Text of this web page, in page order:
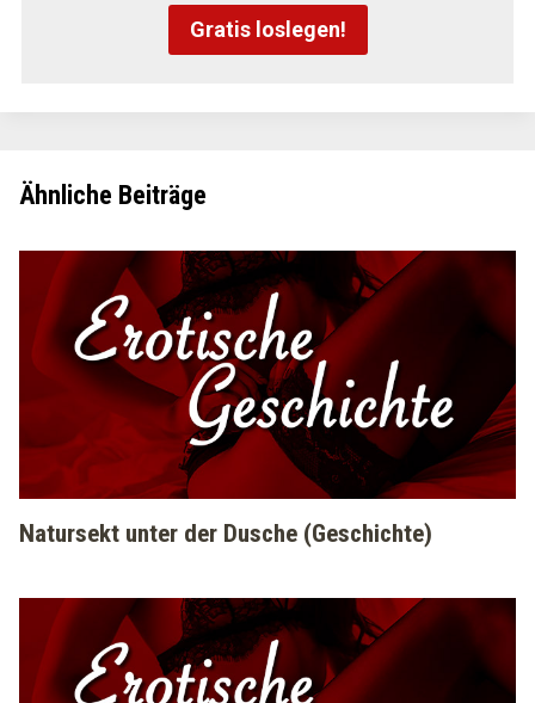
Gratis loslegen!
Ähnliche Beiträge
Natursekt unter der Dusche (Geschichte)